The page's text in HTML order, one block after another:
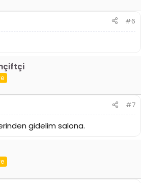
#6
#7
gidelim salona.